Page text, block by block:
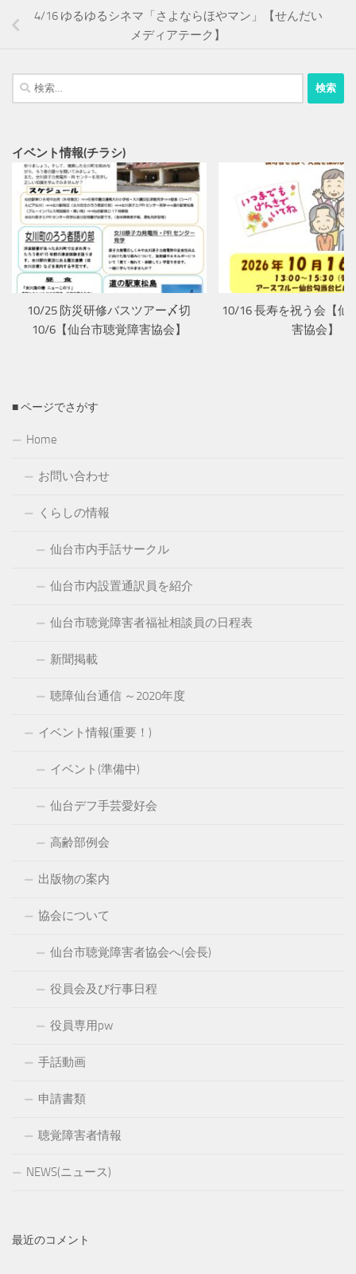
4/16 ゆるゆるシネマ「さよならほやマン」【せんだい
メディアテーク】
検
索:
イベント情報(チラシ)
10/25 防災研修バスツアー〆切
10/6【仙台市聴覚障害協会】
10/16 長寿を祝う会【仙
害協会】
■ ページでさがす
Home
お問い合わせ
くらしの情報
仙台市内手話サークル
仙台市内設置通訳員を紹介
仙台市聴覚障害者福祉相談員の日程表
新聞掲載
聴障仙台通信 ～2020年度
イベント情報(重要！)
イベント(準備中)
仙台デフ手芸愛好会
高齢部例会
出版物の案内
協会について
仙台市聴覚障害者協会へ(会長)
役員会及び行事日程
役員専用pw
手話動画
申請書類
聴覚障害者情報
NEWS(ニュース)
最近のコメント